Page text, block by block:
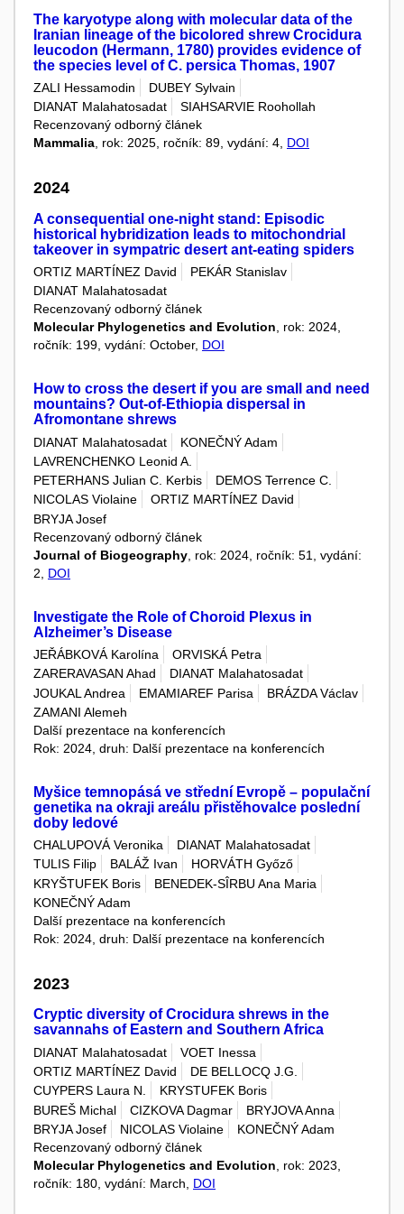
The karyotype along with molecular data of the
Iranian lineage of the bicolored shrew Crocidura
leucodon (Hermann, 1780) provides evidence of
the species level of C. persica Thomas, 1907
ZALI Hessamodin
DUBEY Sylvain
DIANAT Malahatosadat
SIAHSARVIE Roohollah
Recenzovaný odborný článek
Mammalia, rok: 2025, ročník: 89, vydání: 4, DOI
2024
A consequential one-night stand: Episodic
historical hybridization leads to mitochondrial
takeover in sympatric desert ant-eating spiders
ORTIZ MARTÍNEZ David
PEKÁR Stanislav
DIANAT Malahatosadat
Recenzovaný odborný článek
Molecular Phylogenetics and Evolution, rok: 2024,
ročník: 199, vydání: October, DOI
How to cross the desert if you are small and need
mountains? Out-of-Ethiopia dispersal in
Afromontane shrews
DIANAT Malahatosadat
KONEČNÝ Adam
LAVRENCHENKO Leonid A.
PETERHANS Julian C. Kerbis
DEMOS Terrence C.
NICOLAS Violaine
ORTIZ MARTÍNEZ David
BRYJA Josef
Recenzovaný odborný článek
Journal of Biogeography , rok: 2024, ročník: 51, vydání:
2, DOI
Investigate the Role of Choroid Plexus in
Alzheimer’s Disease
JEŘÁBKOVÁ Karolína
ORVISKÁ Petra
ZARERAVASAN Ahad
DIANAT Malahatosadat
JOUKAL Andrea
EMAMIAREF Parisa
BRÁZDA Václav
ZAMANI Alemeh
Další prezentace na konferencích
Rok: 2024, druh: Další prezentace na konferencích
Myšice temnopásá ve střední Evropě – populační
genetika na okraji areálu přistěhovalce poslední
doby ledové
CHALUPOVÁ Veronika
DIANAT Malahatosadat
TULIS Filip
BALÁŽ Ivan
HORVÁTH Győző
KRYŠTUFEK Boris
BENEDEK-SÎRBU Ana Maria
KONEČNÝ Adam
Další prezentace na konferencích
Rok: 2024, druh: Další prezentace na konferencích
2023
Cryptic diversity of Crocidura shrews in the
savannahs of Eastern and Southern Africa
DIANAT Malahatosadat
VOET Inessa
ORTIZ MARTÍNEZ David
DE BELLOCQ J.G.
CUYPERS Laura N.
KRYSTUFEK Boris
BUREŠ Michal
CIZKOVA Dagmar
BRYJOVA Anna
BRYJA Josef
NICOLAS Violaine
KONEČNÝ Adam
Recenzovaný odborný článek
Molecular Phylogenetics and Evolution , rok: 2023,
ročník: 180, vydání: March, DOI